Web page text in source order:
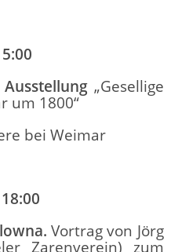
„Gesellige
um 1800“
bei Weimar
Vortrag von Jörg
Zarenverein) zum